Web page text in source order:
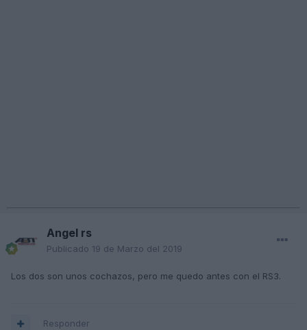
Angel rs
Publicado 19 de Marzo del 2019
Los dos son unos cochazos, pero me quedo antes con el RS3.
Responder